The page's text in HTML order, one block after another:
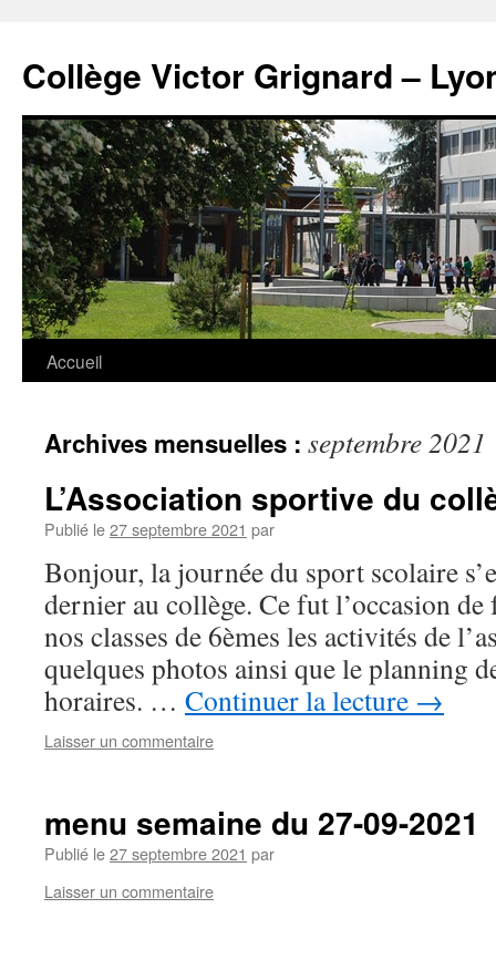
contenu
Collège Victor Grignard –
Accueil
Archives mensuelles : septembre 2021
L’Association sportive du
Publié le27 septembre 2021 par
Bonjour, la journée du sport scolaire
dernier au collège. Ce fut l’occasion
nos classes de 6èmes les activités de
quelques photos ainsi que le planning
horaires. … Continuer la lecture →
Laisser un commentaire
menu semaine du 27-09-2021
Publié le27 septembre 2021 par
Laisser un commentaire